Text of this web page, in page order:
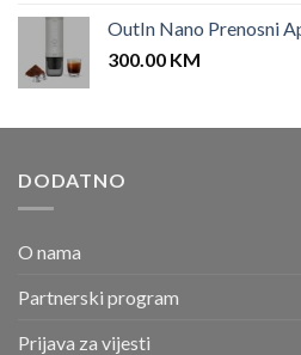
OutIn Nano Prenosni
300.00 KM
DODATNO
O nama
Partnerski program
Prijava za vijesti